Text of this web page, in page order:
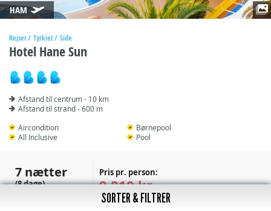
HAM
Rejser Tyrkiet Side
Hotel Hane Sun
Afstand til centrum - 10 km
Afstand til strand - 600 m
Aircondition
All Inclusive
Børnepool
Pool
7 nætter
(8 dage)
Pris pr. person:
9.810 kr
10.410 kr
SORTER & FILTRER